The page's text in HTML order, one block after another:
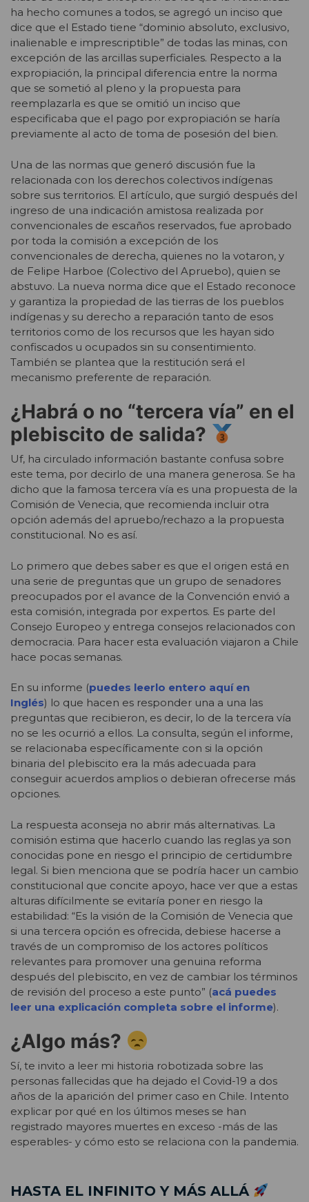
ha hecho comunes a todos, se agregó un inciso que
dice que el Estado tiene “dominio absoluto, exclusivo,
inalienable e imprescriptible” de todas las minas, con
excepción de las arcillas superficiales. Respecto a la
expropiación, la principal diferencia entre la norma
que se sometió al pleno y la propuesta para
reemplazarla es que se omitió un inciso que
especificaba que el pago por expropiación se haría
previamente al acto de toma de posesión del bien.
Una de las normas que generó discusión fue la
relacionada con los derechos colectivos indígenas
sobre sus territorios. El artículo, que surgió después del
ingreso de una indicación amistosa realizada por
convencionales de escaños reservados, fue aprobado
por toda la comisión a excepción de los
convencionales de derecha, quienes no la votaron, y
de Felipe Harboe (Colectivo del Apruebo), quien se
abstuvo. La nueva norma dice que el Estado reconoce
y garantiza la propiedad de las tierras de los pueblos
indígenas y su derecho a reparación tanto de esos
territorios como de los recursos que les hayan sido
confiscados u ocupados sin su consentimiento.
También se plantea que la restitución será el
mecanismo preferente de reparación.
¿Habrá o no “tercera vía” en el
plebiscito de salida?
Uf, ha circulado información bastante confusa sobre
este tema, por decirlo de una manera generosa. Se ha
dicho que la famosa tercera vía es una propuesta de la
Comisión de Venecia, que recomienda incluir otra
opción además del apruebo/rechazo a la propuesta
constitucional. No es así.
Lo primero que debes saber es que el origen está en
una serie de preguntas que un grupo de senadores
preocupados por el avance de la Convención envió a
esta comisión, integrada por expertos. Es parte del
Consejo Europeo y entrega consejos relacionados con
democracia. Para hacer esta evaluación viajaron a Chile
hace pocas semanas.
En su informe (puedes leerlo entero aquí en
Inglés) lo que hacen es responder una a una las
preguntas que recibieron, es decir, lo de la tercera vía
no se les ocurrió a ellos. La consulta, según el informe,
se relacionaba específicamente con si la opción
binaria del plebiscito era la más adecuada para
conseguir acuerdos amplios o debieran ofrecerse más
opciones.
La respuesta aconseja no abrir más alternativas. La
comisión estima que hacerlo cuando las reglas ya son
conocidas pone en riesgo el principio de certidumbre
legal. Si bien menciona que se podría hacer un cambio
constitucional que concite apoyo, hace ver que a estas
alturas difícilmente se evitaría poner en riesgo la
estabilidad: “Es la visión de la Comisión de Venecia que
si una tercera opción es ofrecida, debiese hacerse a
través de un compromiso de los actores políticos
relevantes para promover una genuina reforma
después del plebiscito, en vez de cambiar los términos
de revisión del proceso a este punto” (acá puedes
leer una explicación completa sobre el informe).
¿Algo más?
Sí, te invito a leer mi historia robotizada sobre las
personas fallecidas que ha dejado el Covid-19 a dos
años de la aparición del primer caso en Chile. Intento
explicar por qué en los últimos meses se han
registrado mayores muertes en exceso -más de las
esperables- y cómo esto se relaciona con la pandemia.
HASTA EL INFINITO Y MÁS ALLÁ